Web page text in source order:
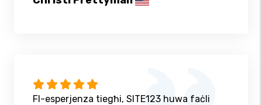
Fl-esperjenza tiegħi, SITE123 huwa faċli